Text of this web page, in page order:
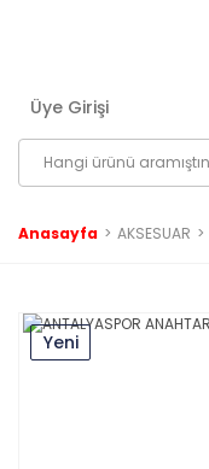
Üye Girişi
Anasayfa AKSESUAR
Yeni